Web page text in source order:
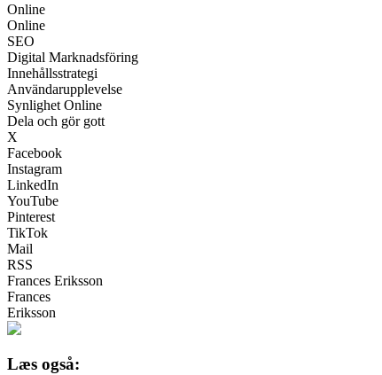
Online
Online
SEO
Digital Marknadsföring
Innehållsstrategi
Användarupplevelse
Synlighet Online
Dela och gör gott
X
Facebook
Instagram
LinkedIn
YouTube
Pinterest
TikTok
Mail
RSS
Frances Eriksson
Frances
Eriksson
Læs også: